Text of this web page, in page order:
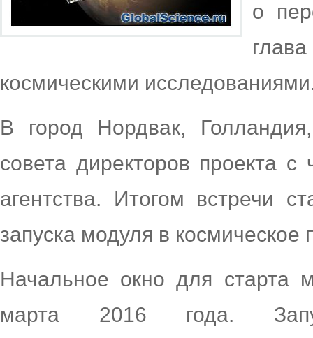
о
космическими
В город Нордвак,
совета директоров проекта с
агентства. Итогом встречи
запуска модуля в космическое
Начальное окно для старта
марта 2016 года.